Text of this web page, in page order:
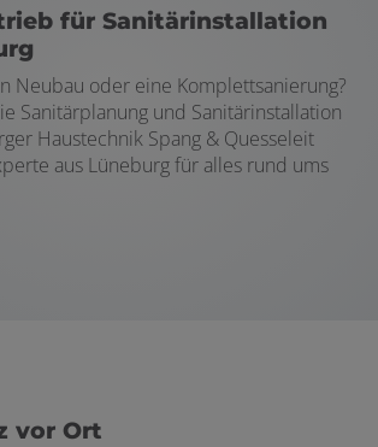
für Sanitärinstallation
Neubau oder eine Komplettsanierung?
Sanitärplanung und Sanitärinstallation
Haustechnik Spang & Quesseleit
aus Lüneburg für alles rund ums
vor Ort